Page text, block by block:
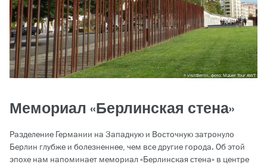
visitBerlin, фото: Mauer Tour AWT
Мемориал «Берлинская стена»
Разделение Германии на Западную и Восточную затронуло
Берлин глубже и болезненнее, чем все другие города. Об этой
эпохе нам напоминает мемориал «Берлинская стена» в центре